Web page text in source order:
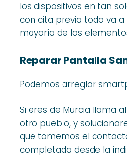
los dispositivos en tan
con cita previa todo va
mayoría de los
Reparar Pantalla
Podemos arreglar
Si eres de Murcia llama
otro pueblo, y
que tomemos el
completada desde la